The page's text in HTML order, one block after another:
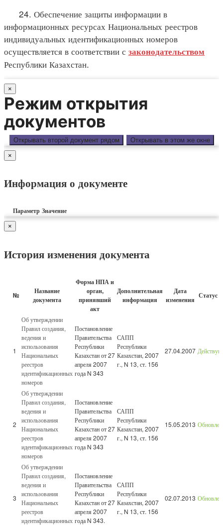
24. Обеспечение защиты информации в
информационных ресурсах Национальных реестров
индивидуальных идентификационных номеров
осуществляется в соответствии с законодательством
Республики Казахстан.
×
Режим открытия
документов
Открывать второй документ рядом Открывать в этом же окне
×
Информация о документе
Параметр Значение
×
История изменения документа
№
Название
документа
Форма НПА и
орган,
принявший
акт
Дополнительная
информация
Дата
изменения Статус
1
Об утверждении
Правил создания,
ведения и
использования
Национальных
реестров
идентификационных
номеров
Постановление
Правительства
Республики
Казахстан от 27
апреля 2007
года N 343
САПП
Республики
Казахстан, 2007
г., N 13, ст. 156
27.04.2007
2
Об утверждении
Правил создания,
ведения и
использования
Национальных
реестров
идентификационных
номеров
Постановление
Правительства
Республики
Казахстан от 27
апреля 2007
года N 343
САПП
Республики
Казахстан, 2007
г., N 13, ст. 156
15.05.2013
3
Об утверждении
Правил создания,
ведения и
использования
Национальных
реестров
идентификационных
Постановление
Правительства
Республики
Казахстан от 27
апреля 2007
года N 343.
САПП
Республики
Казахстан, 2007
г., N 13, ст. 156
02.07.2013